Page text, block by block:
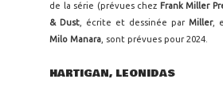
de la série (prévues chez Frank Miller
& Dust , écrite et dessinée par Miller,
Milo Manara , sont prévues pour 2024.
HARTIGAN, LEONIDAS